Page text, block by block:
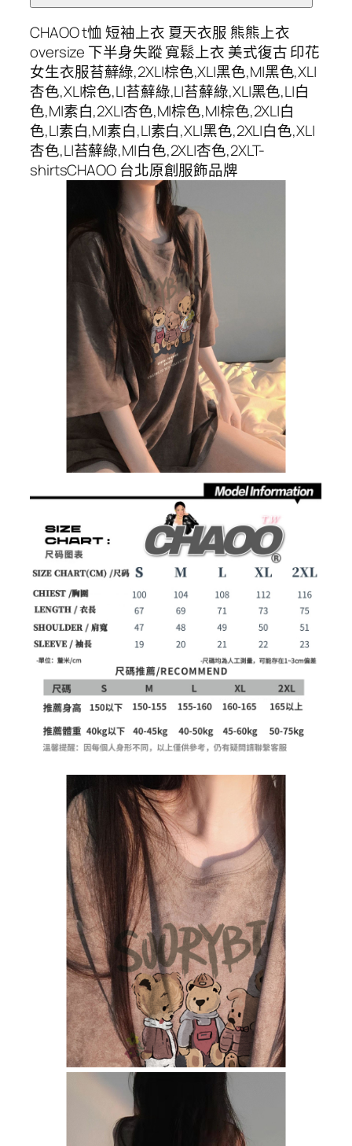
CHAOO t恤 短袖上衣 夏天衣服 熊熊上衣
oversize 下半身失蹤 寬鬆上衣 美式復古 印花
女生衣服苔蘚綠,2XL|棕色,XL|黑色,M|黑色,XL|
杏色,XL|棕色,L|苔蘚綠,L|苔蘚綠,XL|黑色,L|白
色,M|素白,2XL|杏色,M|棕色,M|棕色,2XL|白
色,L|素白,M|素白,L|素白,XL|黑色,2XL|白色,XL|
杏色,L|苔蘚綠,M|白色,2XL|杏色,2XLT-
shirtsCHAOO 台北原創服飾品牌